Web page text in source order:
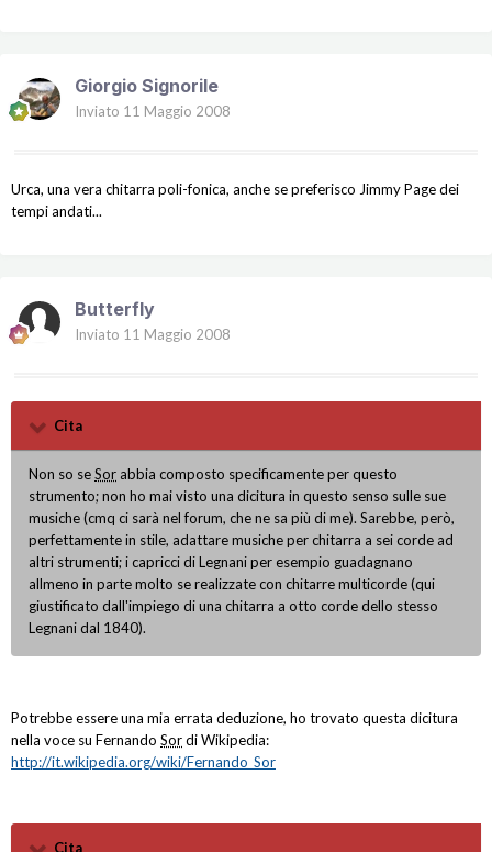
Giorgio Signorile
Inviato 11 Maggio 2008
Urca, una vera chitarra poli-fonica, anche se preferisco Jimmy Page dei
tempi andati...
Butterfly
Inviato 11 Maggio 2008
Cita
Non so seSor abbia composto specificamente per questo
strumento; non ho mai visto una dicitura in questo senso sulle sue
musiche (cmq ci sarà nel forum, che ne sa più di me). Sarebbe, però,
perfettamente in stile, adattare musiche per chitarra a sei corde ad
altri strumenti; i capricci di Legnani per esempio guadagnano
allmeno in parte molto se realizzate con chitarre multicorde (qui
giustificato dall'impiego di una chitarra a otto corde dello stesso
Legnani dal 1840).
Potrebbe essere una mia errata deduzione, ho trovato questa dicitura
nella voce su Fernando Sordi Wikipedia:
http://it.wikipedia.org/wiki/Fernando_Sor
Cita